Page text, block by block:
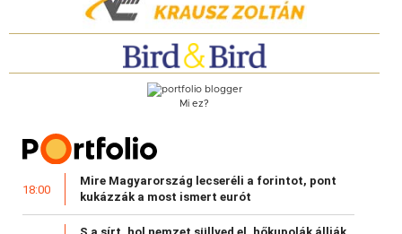
Mi ez?
18:00
Mire Magyarország lecseréli a forintot, pont
kukázzák a most ismert eurót